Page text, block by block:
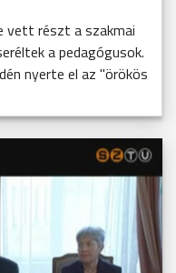
vett részt a szakmai
a pedagógusok.
nyerte el az "örökös